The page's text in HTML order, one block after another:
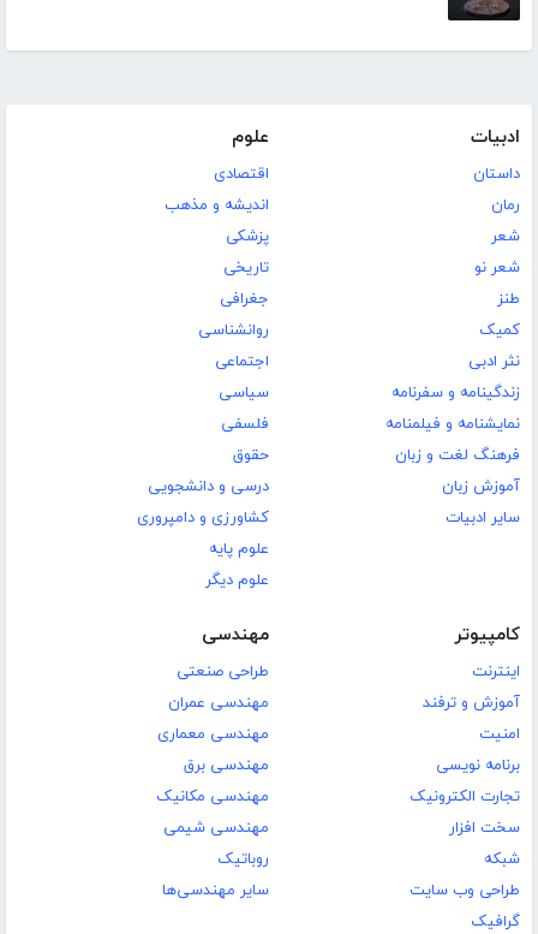
ادبیات
داستان
رمان
شعر
شعر نو
طنز
کمیک
نثر ادبی
زندگینامه و سفرنامه
نمایشنامه و فیلمنامه
فرهنگ لغت و زبان
آموزش زبان
سایر ادبیات
علوم
اقتصادی
اندیشه و مذهب
پزشکی
تاریخی
جغرافی
روانشناسی
اجتماعی
سیاسی
فلسفی
حقوق
درسی و دانشجویی
کشاورزی و دامپروری
علوم پایه
علوم دیگر
کامپیوتر
اینترنت
آموزش و ترفند
امنیت
برنامه نویسی
تجارت الکترونیک
سخت افزار
شبکه
طراحی وب سایت
گرافیک
مهندسی
طراحی صنعتی
مهندسی عمران
مهندسی معماری
مهندسی برق
مهندسی مکانیک
مهندسی شیمی
روباتیک
سایر مهندسی‌ها